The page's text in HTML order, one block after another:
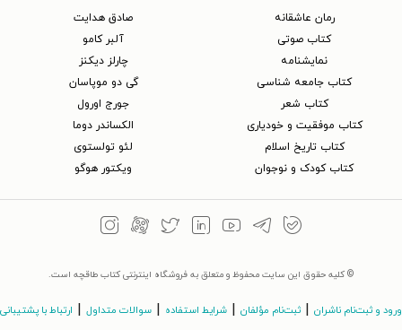
رمان عاشقانه
کتاب‌ صوتی
نمایشنامه
کتاب جامعه شناسی
کتاب شعر
کتاب موفقیت و خودیاری
کتاب تاریخ اسلام
کتاب کودک و نوجوان
صادق هدایت
آلبر کامو
چارلز دیکنز
گی دو موپاسان
جورج اورول
الکساندر دوما
لئو تولستوی
ویکتور هوگو
© کلیه حقوق این سایت محفوظ و متعلق به فروشگاه اینترنتی کتاب طاقچه است.
ورود و ثبت‌نام ناشران ثبت‌نام مؤلفان شرایط استفاده سوالات متداول ارتباط با پشتیبانی